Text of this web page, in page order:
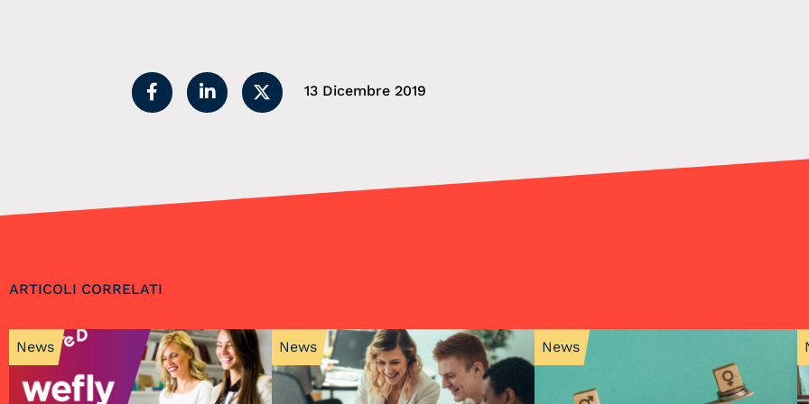
13 Dicembre 2019
ARTICOLI CORRELATI
News News News